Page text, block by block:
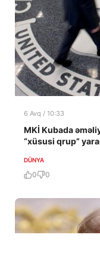
6 Avq / 10:33
MKİ Kubada
“xüsusi qrup”
DÜNYA
0 0